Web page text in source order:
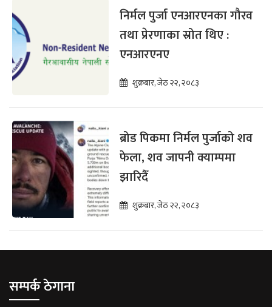
निर्मल पुर्जा एनआरएनका गौरव
तथा प्रेरणाका स्रोत थिए :
एनआरएनए
शुक्रबार, जेठ २२, २०८३
ब्रोड पिकमा निर्मल पुर्जाको शव
फेला, शव जापनी क्याम्पमा
झारिदैँ
शुक्रबार, जेठ २२, २०८३
सम्पर्क ठेगाना